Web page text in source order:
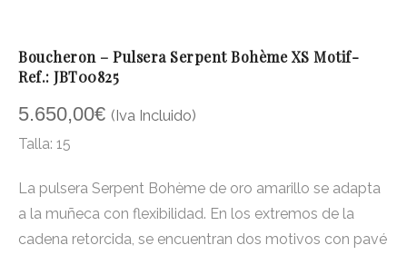
Boucheron – Pulsera Serpent Bohème XS Motif-
Ref.: JBT00825
5.650,00€ (Iva Incluido)
Talla: 15
La pulsera Serpent Bohème de oro amarillo se adapta
a la muñeca con flexibilidad. En los extremos de la
cadena retorcida, se encuentran dos motivos con pavé